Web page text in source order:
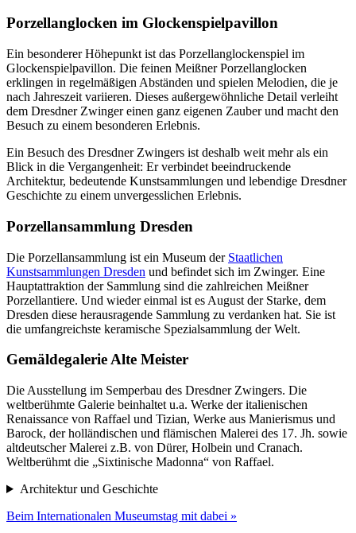
Porzellanglocken im Glockenspielpavillon
Ein besonderer Höhepunkt ist das Porzellanglockenspiel im
Glockenspielpavillon. Die feinen Meißner Porzellanglocken
erklingen in regelmäßigen Abständen und spielen Melodien, die je
nach Jahreszeit variieren. Dieses außergewöhnliche Detail verleiht
dem Dresdner Zwinger einen ganz eigenen Zauber und macht den
Besuch zu einem besonderen Erlebnis.
Ein Besuch des Dresdner Zwingers ist deshalb weit mehr als ein
Blick in die Vergangenheit: Er verbindet beeindruckende
Architektur, bedeutende Kunstsammlungen und lebendige Dresdner
Geschichte zu einem unvergesslichen Erlebnis.
Porzellansammlung Dresden
Die Porzellansammlung ist ein Museum der Staatlichen
Kunstsammlungen Dresden und befindet sich im Zwinger. Eine
Hauptattraktion der Sammlung sind die zahlreichen Meißner
Porzellantiere. Und wieder einmal ist es August der Starke, dem
Dresden diese herausragende Sammlung zu verdanken hat. Sie ist
die umfangreichste keramische Spezialsammlung der Welt.
Gemäldegalerie Alte Meister
Die Ausstellung im Semperbau des Dresdner Zwingers. Die
weltberühmte Galerie beinhaltet u.a. Werke der italienischen
Renaissance von Raffael und Tizian, Werke aus Manierismus und
Barock, der holländischen und flämischen Malerei des 17. Jh. sowie
altdeutscher Malerei z.B. von Dürer, Holbein und Cranach.
Weltberühmt die „Sixtinische Madonna“ von Raffael.
Architektur und Geschichte
Beim Internationalen Museumstag mit dabei »